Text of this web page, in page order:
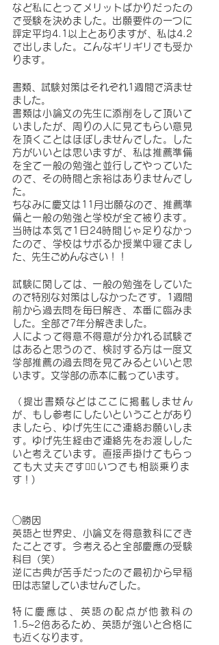
など私にとってメリットばかりだったの
で受験を決めました。出願要件の一つに
評定平均4.1以上とありますが、私は4.2
で出しました。こんなギリギリでも受か
ります。
書類、試験対策はそれぞれ1週間で済ませ
ました。
書類は小論文の先生に添削をして頂いて
いましたが、周りの人に見てもらい意見
を頂くことはほぼしませんでした。した
方がいいとは思いますが、私は推薦準備
を全て一般の勉強と並行してやっていた
ので、その時間と余裕はありませんでし
た。
ちなみに慶文は11月出願なので、推薦準
備と一般の勉強と学校が全て被ります。
当時は本気で1日24時間じゃ足りなかっ
たので、学校はサボるか授業中寝てまし
た、先生ごめんなさい！！
試験に関しては、一般の勉強をしていた
ので特別な対策はしなかったです。1週間
前から過去問を毎日解き、本番に臨みま
した。全部で7年分解きました。
人によって得意不得意が分かれる試験で
はあると思うので、検討する方は一度文
学部推薦の過去問を見てみるといいと思
います。文学部の赤本に載っています。
（提出書類などはここに掲載しません
が、もし参考にしたいということがあり
ましたら、ゆげ先生にご連絡お願いしま
す。ゆげ先生経由で連絡先をお渡しした
いと考えています。直接声掛けてもらっ
ても大丈夫です🙆‍♀️いつでも相談乗りま
す！)
○勝因
英語と世界史、小論文を得意教科にでき
たことです。今考えると全部慶應の受験
科目（笑）
逆に古典が苦手だったので最初から早稲
田は志望していませんでした。
特に慶應は、英語の配点が他教科の
1.5~2倍あるため、英語が強いと合格に
も近くなります。